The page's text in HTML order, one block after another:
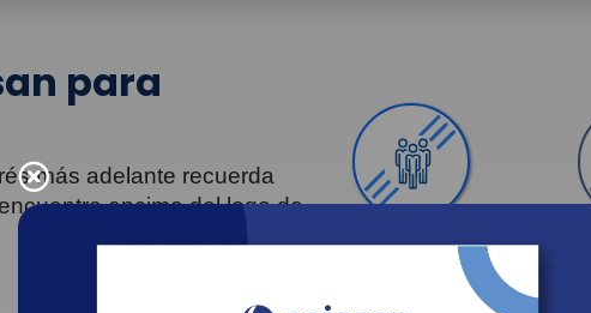
para
más adelante recuerda
encima del logo de
Personas